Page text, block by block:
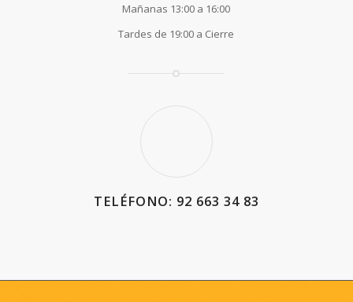
Mañanas 13:00 a 16:00
Tardes de 19:00 a Cierre
TELÉFONO: 92 663 34 83